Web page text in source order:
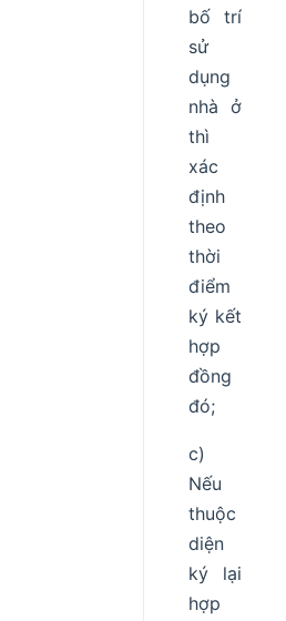
bố trí
sử
dụng
nhà ở
thì
xác
định
theo
thời
điểm
ký kết
hợp
đồng
đó;
c)
Nếu
thuộc
diện
ký lại
hợp